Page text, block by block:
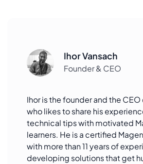
Ihor Vansach
Founder & CEO
Ihor is the founder and the
who likes to share his
technical tips with motivated
learners. He is a certified
with more than 11 years of
developing solutions that get